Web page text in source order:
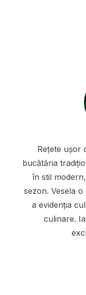
Rețete ușor
bucătăria
în stil
sezon. Vesela
a evidenția
culinare.